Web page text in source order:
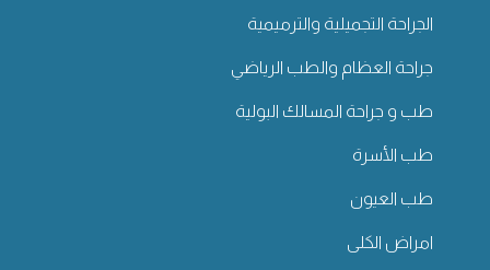
الجراحة التجميلية والترميمية
جراحة العظام والطب الرياضي
طب و جراحة المسالك البولية
طب الأسرة
طب العيون
امراض الكلى